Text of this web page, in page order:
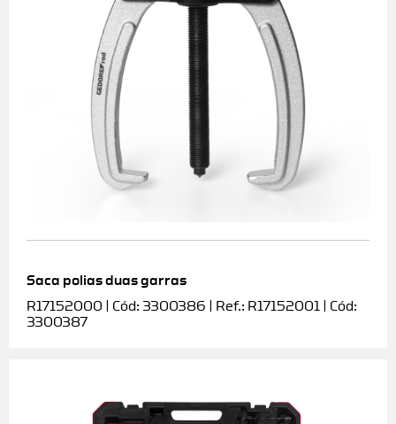
Saca polias duas garras
R17152000 | Cód: 3300386 | Ref.: R17152001 | Cód:
3300387